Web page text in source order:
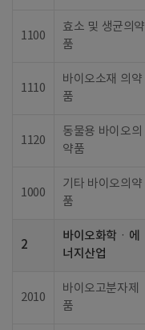
1100
효소 및 생균의약
품
1110
바이오소재 의약
품
1120
동물용 바이오의
약품
1000
기타 바이오의약
품
2
바이오화학ㆍ에
너지산업
2010
바이오고분자제
품